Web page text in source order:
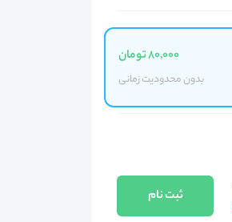
80,000 تومان
بدون محدودیت زمانی
ثبت نام